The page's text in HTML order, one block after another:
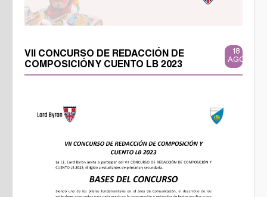
VII CONCURSO DE REDACCIÓN DE
COMPOSICIÓN Y CUENTO LB 2023
18
AGO